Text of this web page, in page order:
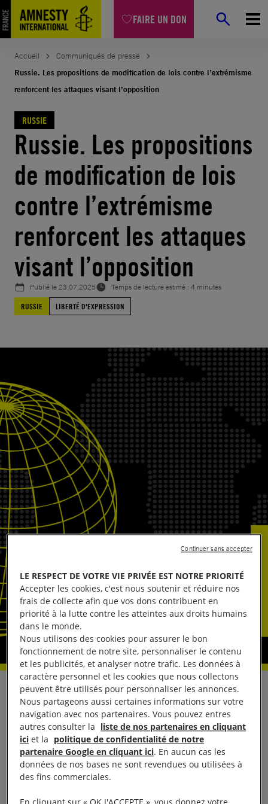
FAIRE UN DON
Aller
au
contenu
Accueil
Communiqués de presse
Russie. Les propositions de modification de lois contre l’extrémisme
renforcent les attaques visant l’opposition
RUSSIE
Russie. Les propositions
de modification de lois
contre l’extrémisme
renforcent les attaques
visant l’opposition
Publié le23.07.2025
Temps de lecture estimé : 4 minutes
RUSSIE
LIBERTÉ D'EXPRESSION
Réagissant aux récentes modifications du droit
russe, en particulier à un nouveau projet de loi
permettant de désigner toute communauté ou
organisation comme « extrémiste » sans décision de
justice, et à un autre projet de loi prévoyant des
sanctions administratives pour le simple fait de
LE RESPECT DE VOTRE VIE PRIVÉE EST NOTRE PRIORITÉ
Accepter les cookies, c'est nous soutenir et réduire nos
frais de collecte afin que vos dons contribuent en
priorité à la lutte contre les atteintes aux droits humains
dans le monde.
Nous utilisons des cookies pour assurer le bon
fonctionnement de notre site, personnaliser le contenu
et les publicités, et analyser notre trafic. Les données à
caractère personnel et les cookies que nous collectons
peuvent être utilisés pour personnaliser les annonces.
Nous partageons aussi certaines informations sur votre
navigation avec nos partenaires. Vous pouvez entres
autres consulter la liste de nos partenaires en cliquant
ici et la politique de confidentialité de notre
partenaire Google en cliquant ici. En aucun cas les
données de nos bases ne sont revendues ou utilisées à
des fins commerciales.
Continuer sans accepter